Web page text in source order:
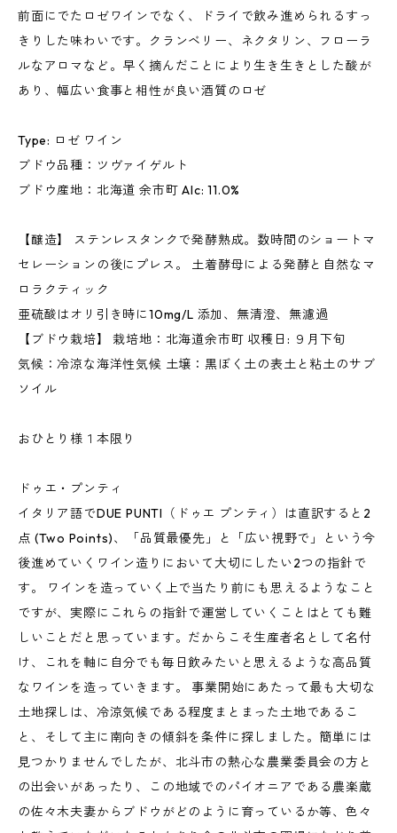
前面にでたロゼワインでなく、ドライで飲み進められるすっ
きりした味わいです。クランベリー、ネクタリン、フローラ
ルなアロマなど。早く摘んだことにより生き生きとした酸が
あり、幅広い食事と相性が良い酒質のロゼ
Type: ロゼ ワイン
ブドウ品種：ツヴァイゲルト
ブドウ産地：北海道 余市町 Alc: 11.0%
【醸造】 ステンレスタンクで発酵熟成。数時間のショートマ
セレーションの後にプレス。 土着酵母による発酵と自然なマ
ロラクティック
亜硫酸はオリ引き時に10mg/L 添加、無清澄、無濾過
【ブドウ栽培】 栽培地：北海道余市町 収穫日: ９月下旬
気候：冷涼な海洋性気候 土壌：黒ぼく土の表土と粘土のサブ
ソイル
おひとり様１本限り
ドゥエ・プンティ
イタリア語でDUE PUNTI（ドゥエ プンティ）は直訳すると2
点 (Two Points)、「品質最優先」と「広い視野で」という今
後進めていくワイン造りにおいて大切にしたい2つの指針で
す。 ワインを造っていく上で当たり前にも思えるようなこと
ですが、実際にこれらの指針で運営していくことはとても難
しいことだと思っています。だからこそ生産者名として名付
け、これを軸に自分でも毎日飲みたいと思えるような高品質
なワインを造っていきます。 事業開始にあたって最も大切な
土地探しは、冷涼気候である程度まとまった土地であるこ
と、そして主に南向きの傾斜を条件に探しました。簡単には
見つかりませんでしたが、北斗市の熱心な農業委員会の方と
の出会いがあったり、この地域でのパイオニアである農楽蔵
の佐々木夫妻からブドウがどのように育っているか等、色々